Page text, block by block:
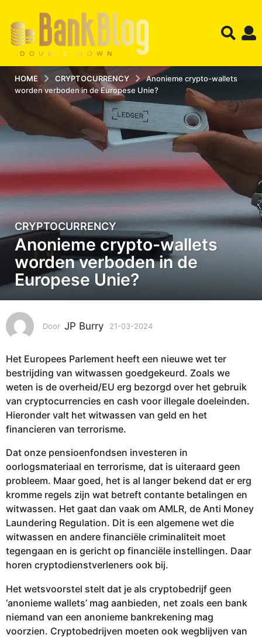
HOME CRYPTOCURRENCY
Anonieme crypto-wallets
worden verboden in de Europese Unie?
2
1
0
3
2
0
4
7
2
0
2
4
CRYPTOCURRENCY
Anonieme crypto-wallets
worden verboden in de
Europese Unie?
Door JP Burry 21-03-2024
0
3
2
0
2
Het Europees Parlement heeft een nieuwe wet ter
bestrijding van witwassen goedgekeurd. Zoals we
weten is de overheid/EU erg bezorgd over het gebruik
van cryptocurrencies en cash voor illegale doeleinden.
Hieronder valt het witwassen van geld en het
financieren van terrorisme.
Dat onze pensioenfondsen investeren in
oorlogsmateriaal en terrorisme, dat is uiteraard geen
probleem. Maar goed, het is al langer bekend dat er erg
kromme regels zijn wat betreft contante betalingen en
witwassen. Het gaat dan vaak om AMLR, de Anti Money
Laundering Regulation. Dit is een algemene wet die
witwassen en andere financiële criminaliteit moet
tegengaan en is gericht op financiële instellingen. Daar
horen cryptodienstverleners ook bij.
Het wetsvoorstel stelt dat je als cryptobedrijf geen
‘anonieme wallets’ mag aanbieden, net zoals een bank
niemand van een anonieme bankrekening mag
voorzien. Cryptobedrijven moeten ook wegblijven van